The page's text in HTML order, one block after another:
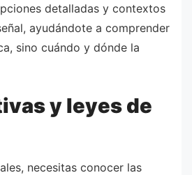
detalladas y contextos
ayudándote a comprender
sino cuándo y dónde la
y leyes de
necesitas conocer las